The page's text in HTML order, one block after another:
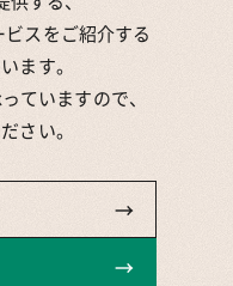
スをご紹介する
ます。
ていますので、
さい。
→
→